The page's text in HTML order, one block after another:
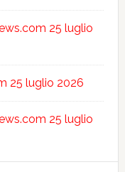
25 luglio
25 luglio 2026
25 luglio